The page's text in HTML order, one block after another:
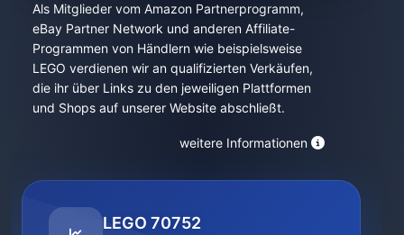
Als Mitglieder vom Amazon Partnerprogramm,
eBay Partner Network und anderen Affiliate-
Programmen von Händlern wie beispielsweise
LEGO verdienen wir an qualifizierten Verkäufen,
die ihr über Links zu den jeweiligen Plattformen
und Shops auf unserer Website abschließt.
weitere Informationen
LEGO 70752